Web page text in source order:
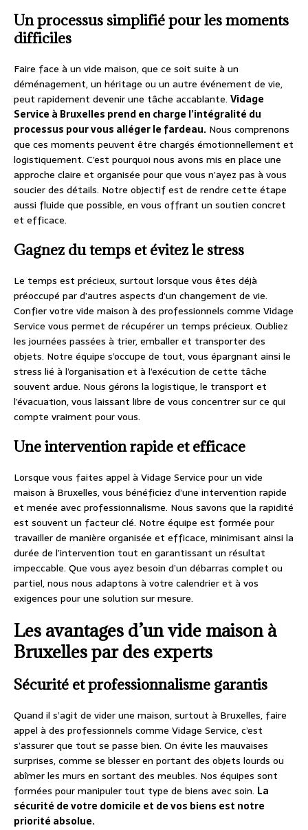
Un processus simplifié pour les moments
difficiles
Faire face à un vide maison, que ce soit suite à un
déménagement, un héritage ou un autre événement de vie,
peut rapidement devenir une tâche accablante. Vidage
Service à Bruxelles prend en charge l’intégralité du
processus pour vous alléger le fardeau. Nous comprenons
que ces moments peuvent être chargés émotionnellement et
logistiquement. C’est pourquoi nous avons mis en place une
approche claire et organisée pour que vous n’ayez pas à vous
soucier des détails. Notre objectif est de rendre cette étape
aussi fluide que possible, en vous offrant un soutien concret
et efficace.
Gagnez du temps et évitez le stress
Le temps est précieux, surtout lorsque vous êtes déjà
préoccupé par d’autres aspects d’un changement de vie.
Confier votre vide maison à des professionnels comme Vidage
Service vous permet de récupérer un temps précieux. Oubliez
les journées passées à trier, emballer et transporter des
objets. Notre équipe s’occupe de tout, vous épargnant ainsi le
stress lié à l’organisation et à l’exécution de cette tâche
souvent ardue. Nous gérons la logistique, le transport et
l’évacuation, vous laissant libre de vous concentrer sur ce qui
compte vraiment pour vous.
Une intervention rapide et efficace
Lorsque vous faites appel à Vidage Service pour un vide
maison à Bruxelles, vous bénéficiez d’une intervention rapide
et menée avec professionnalisme. Nous savons que la rapidité
est souvent un facteur clé. Notre équipe est formée pour
travailler de manière organisée et efficace, minimisant ainsi la
durée de l’intervention tout en garantissant un résultat
impeccable. Que vous ayez besoin d’un débarras complet ou
partiel, nous nous adaptons à votre calendrier et à vos
exigences pour une solution sur mesure.
Les avantages d’un vide maison à
Bruxelles par des experts
Sécurité et professionnalisme garantis
Quand il s’agit de vider une maison, surtout à Bruxelles, faire
appel à des professionnels comme Vidage Service, c’est
s’assurer que tout se passe bien. On évite les mauvaises
surprises, comme se blesser en portant des objets lourds ou
abîmer les murs en sortant des meubles. Nos équipes sont
formées pour manipuler tout type de biens avec soin. La
sécurité de votre domicile et de vos biens est notre
priorité absolue.